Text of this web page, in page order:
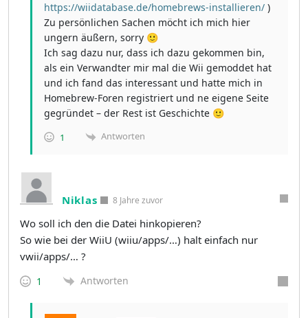
https://wiidatabase.de/homebrews-installieren/ )
Zu persönlichen Sachen möcht ich mich hier
ungern äußern, sorry 🙂
Ich sag dazu nur, dass ich dazu gekommen bin,
als ein Verwandter mir mal die Wii gemoddet hat
und ich fand das interessant und hatte mich in
Homebrew-Foren registriert und ne eigene Seite
gegründet – der Rest ist Geschichte 🙂
1 Antworten
Niklas 8 Jahre zuvor
Wo soll ich den die Datei hinkopieren?
So wie bei der WiiU (wiiu/apps/…) halt einfach nur
vwii/apps/… ?
1 Antworten